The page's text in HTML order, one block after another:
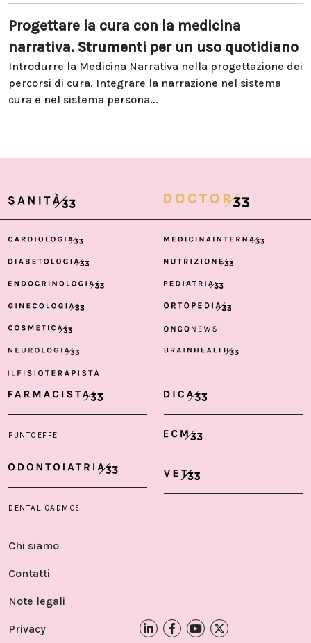
Progettare la cura con la medicina
narrativa. Strumenti per un uso quotidiano
Introdurre la Medicina Narrativa nella progettazione dei
percorsi di cura. Integrare la narrazione nel sistema
cura e nel sistema persona...
Chi siamo
Contatti
Note legali
Privacy